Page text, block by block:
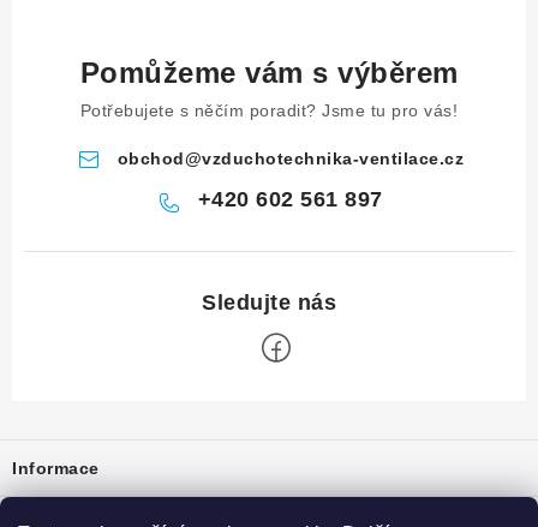
Pomůžeme vám s výběrem
Potřebujete s něčím poradit? Jsme tu pro vás!
obchod@vzduchotechnika-ventilace.cz
+420 602 561 897
Informace